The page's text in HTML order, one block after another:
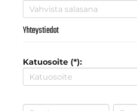
Yhteystiedot
Katuosoite (*):